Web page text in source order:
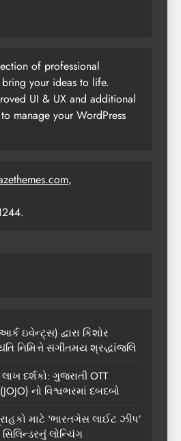
of professional
bring your ideas to life.
UI & UX and additional
manage your WordPress
,
ઇવેન્ટ્સ) દ્વારા કિશોર
નિમિત્તે સંગીતમય શ્રદ્ધાંજલિ
દર્શકો: ગુજરાતી OTT
નો વિશ્વભરમાં દબદબો
માટે ‘ભારતગેસ લાઈટ ઝીપ’
લોન્ચિંગ